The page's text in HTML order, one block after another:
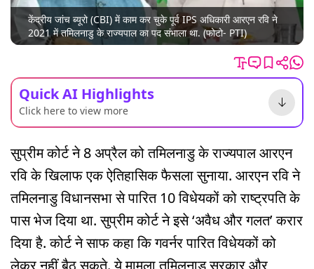
केंद्रीय जांच ब्यूरो (CBI) में काम कर चुके पूर्व IPS अधिकारी आरएन रवि ने
2021 में तमिलनाडु के राज्यपाल का पद संभाला था. (फोटो- PTI)
Quick AI Highlights
Click here to view more
सुप्रीम कोर्ट ने 8 अप्रैल को तमिलनाडु के राज्यपाल आरएन
रवि के खिलाफ एक ऐतिहासिक फैसला सुनाया. आरएन रवि ने
तमिलनाडु विधानसभा से पारित 10 विधेयकों को राष्ट्रपति के
पास भेज दिया था. सुप्रीम कोर्ट ने इसे ‘अवैध और गलत’ करार
दिया है. कोर्ट ने साफ कहा कि गवर्नर पारित विधेयकों को
लेकर नहीं बैठ सकते. ये मामला तमिलनाडु सरकार और